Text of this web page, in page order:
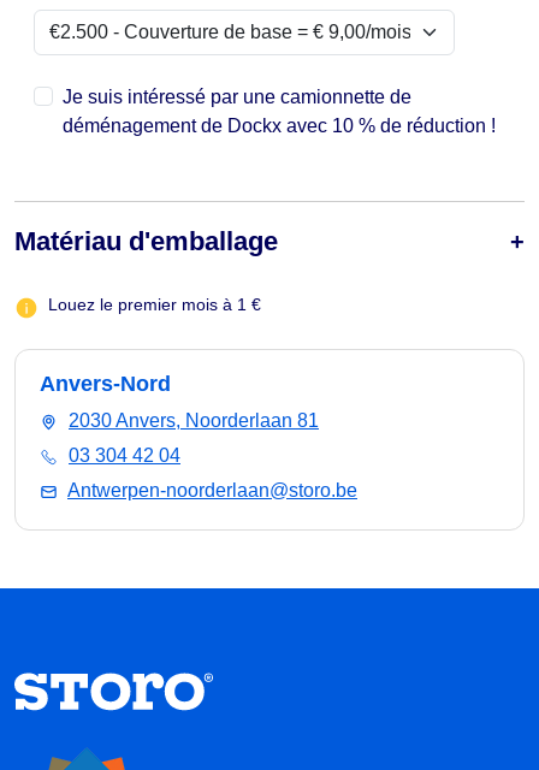
Je suis intéressé par une camionnette de
déménagement de Dockx avec 10 % de réduction !
Matériau d'emballage
Louez le premier mois à 1 €
Anvers-Nord
2030 Anvers, Noorderlaan 81
03 304 42 04
Antwerpen-noorderlaan@storo.be